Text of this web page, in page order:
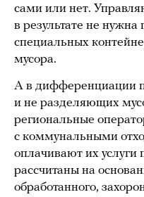
сами или нет.
в результате не нужна
специальных
мусора.
А в дифференциации
и не разделяющих
региональные
с коммунальными
оплачивают их
рассчитаны на
обработанного,